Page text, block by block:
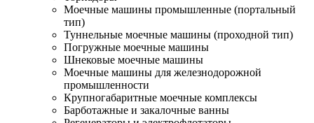
Моечные машины промышленные (портальный
тип)
Туннельные моечные машины (проходной тип)
Погружные моечные машины
Шнековые моечные машины
Моечные машины для железнодорожной
промышленности
Крупногабаритные моечные комплексы
Барботажные и закалочные ванны